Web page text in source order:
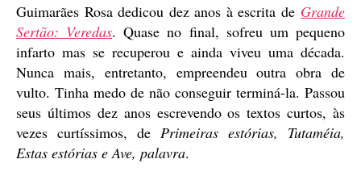
Guimarães Rosa dedicou dez anos à escrita de Grande
Sertão: Veredas. Quase no final, sofreu um pequeno
infarto mas se recuperou e ainda viveu uma década.
Nunca mais, entretanto, empreendeu outra obra de
vulto. Tinha medo de não conseguir terminá-la. Passou
seus últimos dez anos escrevendo os textos curtos, às
vezes curtíssimos, dePrimeiras estórias, Tutaméia,
Estas estórias e Ave, palavra.